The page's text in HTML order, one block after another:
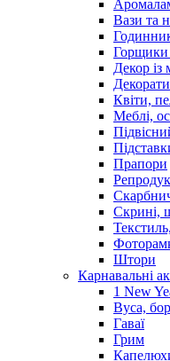
Вази та
Горщики
Декор із
Квіти,
Меблі,
Прапори
Скрині,
Штори
Карнавальні
1 New
Вуса,
Гаваї
Грим